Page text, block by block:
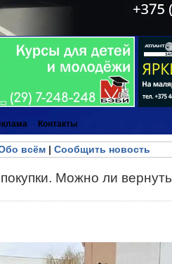
Контакты
всём| Сообщить новость
Можно ли вернуть